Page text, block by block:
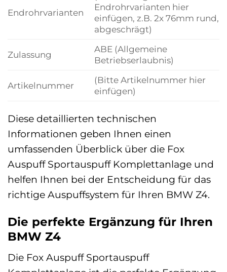
Endrohrvarianten
Endrohrvarianten hier
einfügen, z.B. 2x 76mm rund,
abgeschrägt)
Zulassung
ABE (Allgemeine
Betriebserlaubnis)
Artikelnummer
(Bitte Artikelnummer hier
einfügen)
Diese detaillierten technischen
Informationen geben Ihnen einen
umfassenden Überblick über die Fox
Auspuff Sportauspuff Komplettanlage und
helfen Ihnen bei der Entscheidung für das
richtige Auspuffsystem für Ihren BMW Z4.
Die perfekte Ergänzung für Ihren
BMW Z4
Die Fox Auspuff Sportauspuff